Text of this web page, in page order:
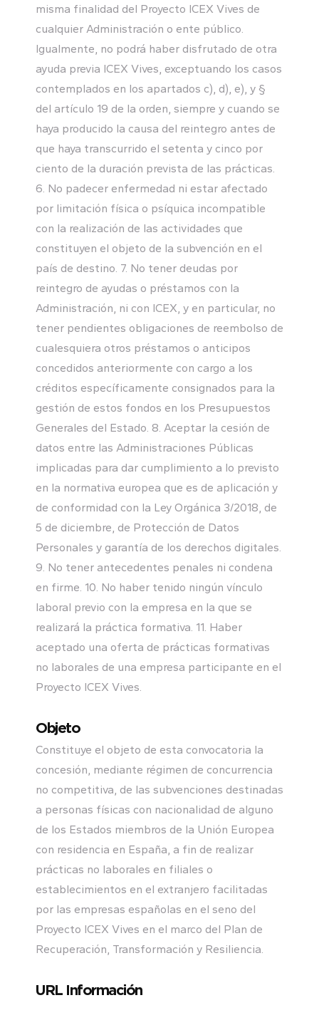
misma finalidad del Proyecto ICEX Vives de
cualquier Administración o ente público.
Igualmente, no podrá haber disfrutado de otra
ayuda previa ICEX Vives, exceptuando los casos
contemplados en los apartados c), d), e), y §
del artículo 19 de la orden, siempre y cuando se
haya producido la causa del reintegro antes de
que haya transcurrido el setenta y cinco por
ciento de la duración prevista de las prácticas.
6. No padecer enfermedad ni estar afectado
por limitación física o psíquica incompatible
con la realización de las actividades que
constituyen el objeto de la subvención en el
país de destino. 7. No tener deudas por
reintegro de ayudas o préstamos con la
Administración, ni con ICEX, y en particular, no
tener pendientes obligaciones de reembolso de
cualesquiera otros préstamos o anticipos
concedidos anteriormente con cargo a los
créditos específicamente consignados para la
gestión de estos fondos en los Presupuestos
Generales del Estado. 8. Aceptar la cesión de
datos entre las Administraciones Públicas
implicadas para dar cumplimiento a lo previsto
en la normativa europea que es de aplicación y
de conformidad con la Ley Orgánica 3/2018, de
5 de diciembre, de Protección de Datos
Personales y garantía de los derechos digitales.
9. No tener antecedentes penales ni condena
en firme. 10. No haber tenido ningún vínculo
laboral previo con la empresa en la que se
realizará la práctica formativa. 11. Haber
aceptado una oferta de prácticas formativas
no laborales de una empresa participante en el
Proyecto ICEX Vives.
Objeto
Constituye el objeto de esta convocatoria la
concesión, mediante régimen de concurrencia
no competitiva, de las subvenciones destinadas
a personas físicas con nacionalidad de alguno
de los Estados miembros de la Unión Europea
con residencia en España, a fin de realizar
prácticas no laborales en filiales o
establecimientos en el extranjero facilitadas
por las empresas españolas en el seno del
Proyecto ICEX Vives en el marco del Plan de
Recuperación, Transformación y Resiliencia.
URL Información